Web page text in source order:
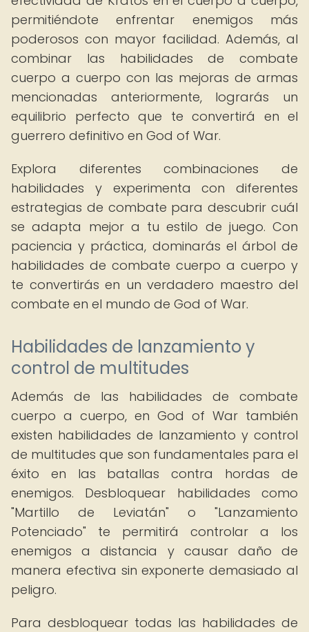
permitiéndote enfrentar enemigos más
poderosos con mayor facilidad. Además, al
combinar las habilidades de combate
cuerpo a cuerpo con las mejoras de armas
mencionadas anteriormente, lograrás un
equilibrio perfecto que te convertirá en el
guerrero definitivo en God of War.
Explora diferentes combinaciones de
habilidades y experimenta con diferentes
estrategias de combate para descubrir cuál
se adapta mejor a tu estilo de juego. Con
paciencia y práctica, dominarás el árbol de
habilidades de combate cuerpo a cuerpo y
te convertirás en un verdadero maestro del
combate en el mundo de God of War.
Habilidades de lanzamiento y
control de multitudes
Además de las habilidades de combate
cuerpo a cuerpo, en God of War también
existen habilidades de lanzamiento y control
de multitudes que son fundamentales para el
éxito en las batallas contra hordas de
enemigos. Desbloquear habilidades como
"Martillo de Leviatán" o "Lanzamiento
Potenciado" te permitirá controlar a los
enemigos a distancia y causar daño de
manera efectiva sin exponerte demasiado al
peligro.
Para desbloquear todas las habilidades de